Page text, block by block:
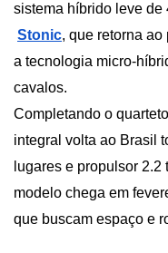
sistema híbrido leve de
Stonic, que retorna
a tecnologia micro-
cavalos.
Completando o
integral volta ao Brasil
lugares e propulsor
modelo chega em
que buscam espaço e